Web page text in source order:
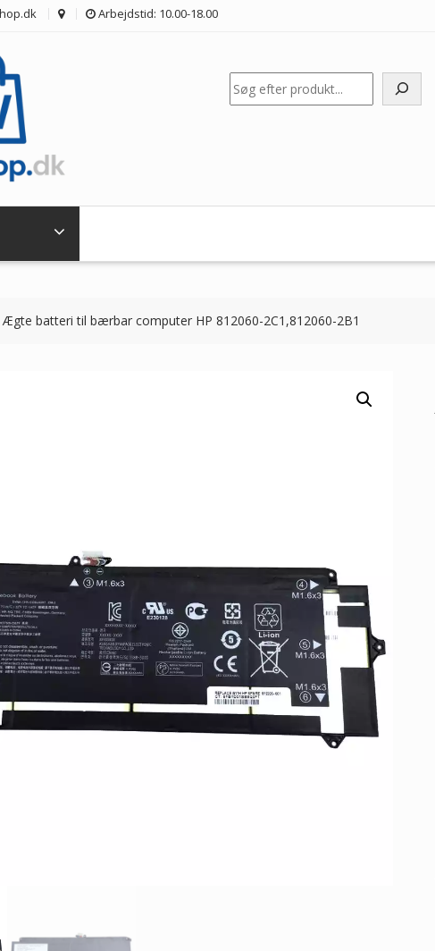
Arbejdstid: 10.00-18.00
Søg
Ægte batteri til bærbar computer HP 812060-2C1,812060-2B1